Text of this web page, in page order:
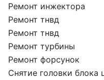
Ремонт инжектора
Ремонт тнвд
Ремонт тнвд
Ремонт турбины
Ремонт форсунок
Снятие головки блока